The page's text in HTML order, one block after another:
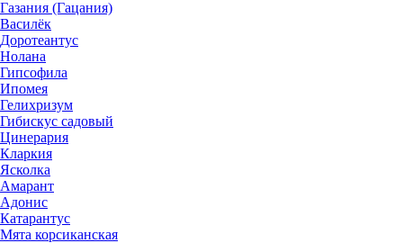
Газания (Гацания)
Василёк
Доротеантус
Нолана
Гипсофила
Ипомея
Гелихризум
Гибискус садовый
Цинерария
Кларкия
Ясколка
Амарант
Адонис
Катарантус
Мята корсиканская